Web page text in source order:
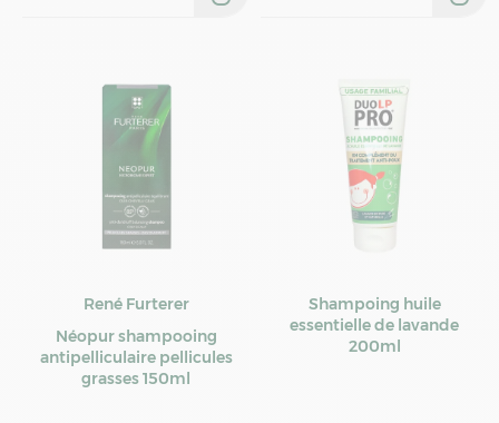
René Furterer
Néopur shampooing
antipelliculaire pellicules
grasses 150ml
Shampoing huile
essentielle de lavande
200ml